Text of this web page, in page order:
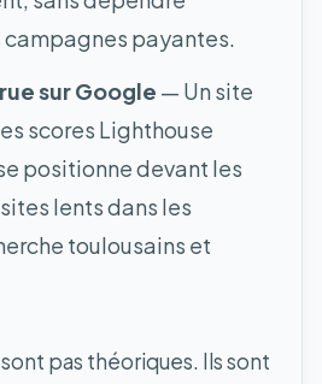
payantes.
sur Google — Un site
scores Lighthouse
positionne devant les
lents dans les
toulousains et
pas théoriques. Ils sont